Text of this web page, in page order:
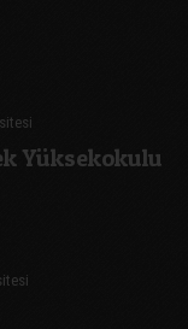
Yüksekokulu